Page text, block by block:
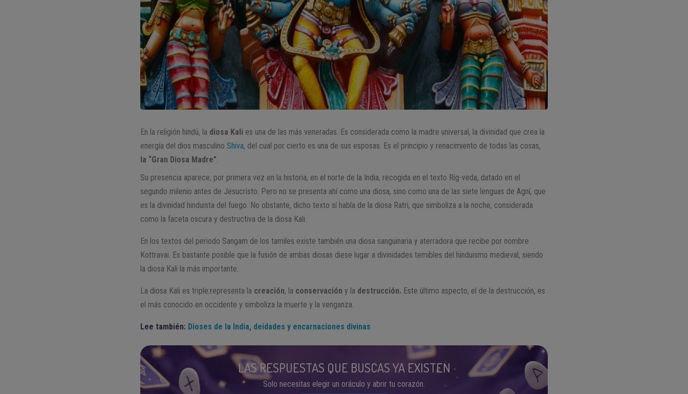
En la religión hindú, la diosa Kali es una de las más veneradas. Es considerada como la madre universal, la divinidad que crea la
energía del dios masculino Shiva, del cual por cierto es una de sus esposas. Es el principio y renacimiento de todas las cosas,
la “Gran Diosa Madre”.
Su presencia aparece, por primera vez en la historia, en el norte de la India, recogida en el texto Rig-veda, datado en el
segundo milenio antes de Jesucristo. Pero no se presenta ahí como una diosa, sino como una de las siete lenguas de Agní, que
es la divinidad hinduista del fuego. No obstante, dicho texto sí habla de la diosa Ratri, que simboliza a la noche, considerada
como la faceta oscura y destructiva de la diosa Kali.
En los textos del periodo Sangam de los tamiles existe también una diosa sanguinaria y aterradora que recibe por nombre
Kottravai. Es bastante posible que la fusión de ambas diosas diese lugar a divinidades temibles del hinduismo medieval, siendo
la diosa Kali la más importante.
La diosa Kali es triple:representa la creación, la conservacióny la destrucción. Este último aspecto, el de la destrucción, es
el más conocido en occidente y simboliza la muerte y la venganza.
Lee también: Dioses de la India, deidades y encarnaciones divinas
LAS RESPUESTAS QUE BUSCAS YA EXISTEN
Solo necesitas elegir un oráculo y abrir tu corazón.